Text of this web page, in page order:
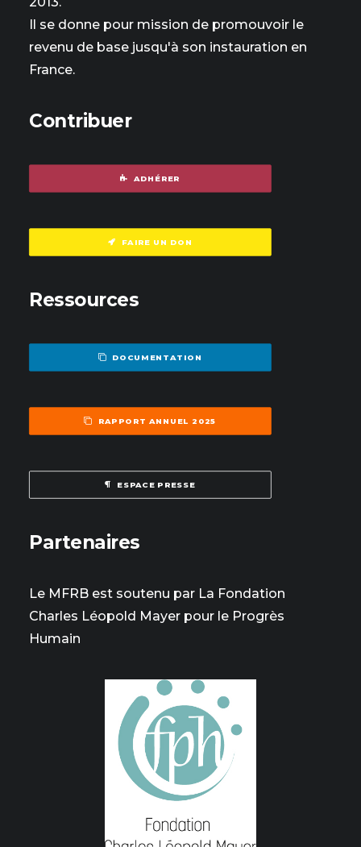
Il se donne pour mission de promouvoir le
revenu de base jusqu'à son instauration en
France.
Contribuer
ADHÉRER
FAIRE UN DON
Ressources
DOCUMENTATION
RAPPORT ANNUEL 2025
ESPACE PRESSE
Partenaires
Le MFRB est soutenu par La Fondation
Charles Léopold Mayer pour le Progrès
Humain